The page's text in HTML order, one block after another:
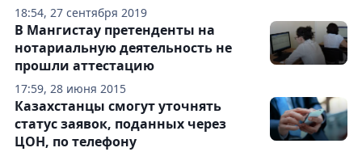
18:54, 27 сентября 2019
17:59, 28 июня 2015
В Мангистау претенденты на
нотариальную деятельность не
прошли аттестацию
Казахстанцы смогут уточнять
статус заявок, поданных через
ЦОН, по телефону